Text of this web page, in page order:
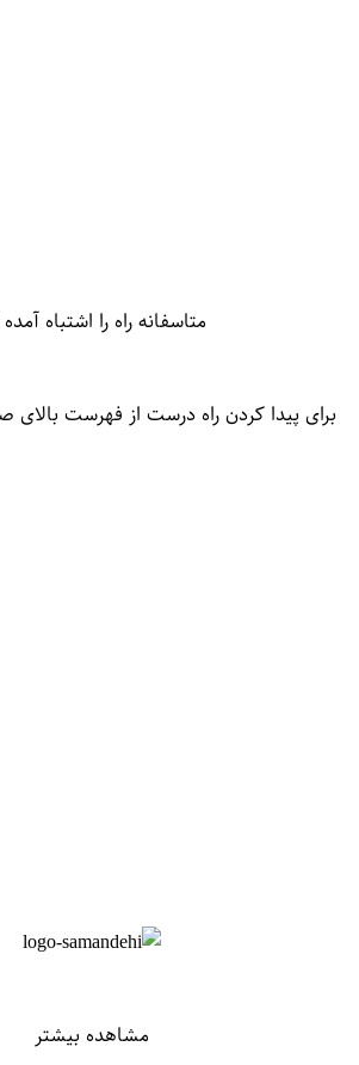
متاسفانه راه را اشتباه
برای پیدا کردن راه درست از فهرست بالای
مشاهده بیشتر